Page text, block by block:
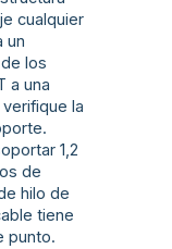
cualquier
un
los
a una
la
1,2
de
hilo de
tiene
punto.